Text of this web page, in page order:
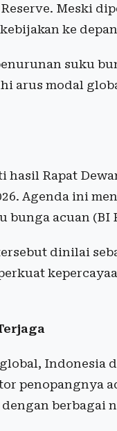
Meski
ke
suku
arus modal
hasil Rapat
Agenda ini
bunga acuan (BI
dinilai
Indonesia
penopangnya
berbagai